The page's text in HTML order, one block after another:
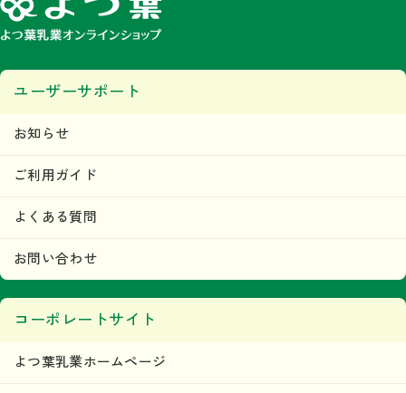
ユーザーサポート
お知らせ
ご利用ガイド
よくある質問
お問い合わせ
コーポレートサイト
よつ葉乳業ホームページ